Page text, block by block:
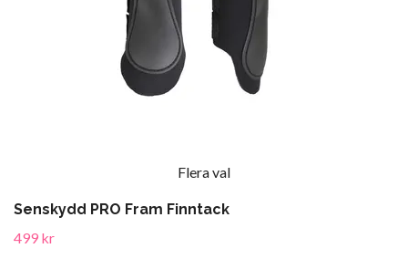
Flera val
Senskydd PRO Fram Finntack
499 kr